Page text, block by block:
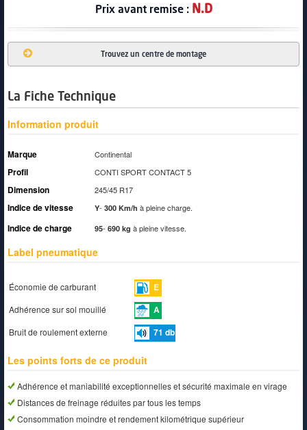
Prix avant remise : N.D
Trouvez un centre de montage
La Fiche Technique
Information produit
Marque Continental
Profil CONTI SPORT CONTACT 5
Dimension 245/45 R17
Indice de vitesse Y- 300 Km/h à pleine charge.
Indice de charge 95- 690 kg à pleine vitesse.
Label pneumatique
Économie de carburant E
Adhérence sur sol mouillé A
Bruit de roulement externe 71 db
Les points forts de ce produit
Adhérence et maniabilité exceptionnelles et sécurité maximale en virage
Distances de freinage réduites par tous les temps
Consommation moindre et rendement kilométrique supérieur